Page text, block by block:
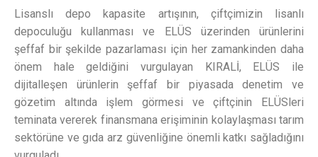
Lisanslı depo kapasite artışının, çiftçimizin lisanlı
depoculuğu kullanması ve ELÜS üzerinden ürünlerini
şeffaf bir şekilde pazarlaması için her zamankinden daha
önem hale geldiğini vurgulayan KIRALİ, ELÜS ile
dijitalleşen ürünlerin şeffaf bir piyasada denetim ve
gözetim altında işlem görmesi ve çiftçinin ELÜSleri
teminata vererek finansmana erişiminin kolaylaşması tarım
sektörüne ve gıda arz güvenliğine önemli katkı sağladığını